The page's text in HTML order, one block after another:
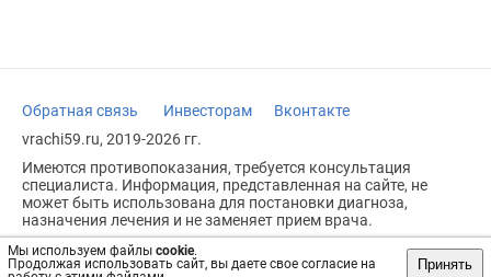
Мы используем файлы cookie.
Продолжая использовать сайт, вы даете свое согласие на
Принять
Обратная связь Инвесторам
Вконтакте
vrachi59.ru, 2019-2026 гг.
Имеются противопоказания, требуется консультация
специалиста. Информация, представленная на сайте, не
может быть использована для постановки диагноза,
назначения лечения и не заменяет прием врача.
Возрастное ограничение: 18+